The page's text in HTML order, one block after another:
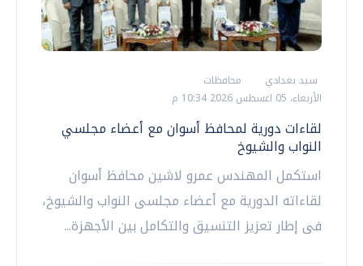
سيد بغدادي
محافظات
الأربعاء، 05 اغسطس 2026 10:34 م
لقاءات دورية لمحافظ أسوان مع أعضاء مجلسي
النواب والشيوخ
استكمل المهندس عمرو لاشين محافظ أسوان
لقاءاته الدورية مع أعضاء مجلسى النواب والشيوخ،
فى إطار تعزيز التنسيق والتكامل بين الأجهزة...